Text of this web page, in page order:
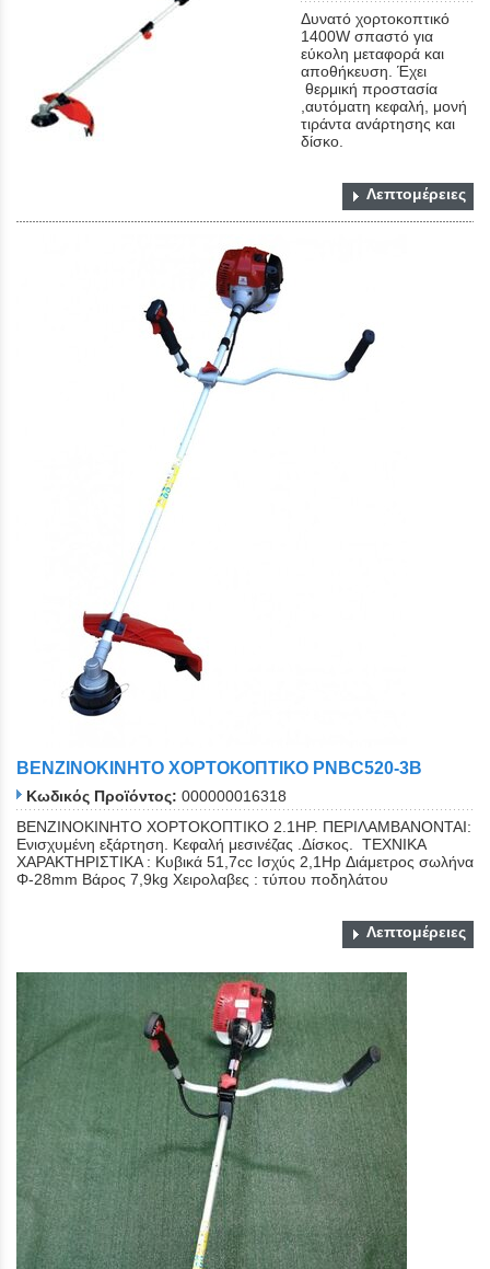
Δυνατό χορτοκοπτικό
1400W σπαστό για
εύκολη μεταφορά και
αποθήκευση. Έχει
θερμική προστασία
,αυτόματη κεφαλή, μονή
τιράντα ανάρτησης και
δίσκο.
Λεπτομέρειες
ΒΕΝΖΙΝΟΚΙΝΗΤΟ ΧΟΡΤΟΚΟΠΤΙΚΟ PNBC520-3B
Κωδικός Προϊόντος: 000000016318
ΒΕΝΖΙΝΟΚΙΝΗΤΟ ΧΟΡΤΟΚΟΠΤΙΚΟ 2.1HP. ΠΕΡΙΛΑΜΒΑΝΟΝΤΑΙ:
Ενισχυμένη εξάρτηση. Κεφαλή μεσινέζας .Δίσκος. ΤΕΧΝΙΚΑ
ΧΑΡΑΚΤΗΡΙΣΤΙΚΑ : Κυβικά 51,7cc Ισχύς 2,1Hp Διάμετρος σωλήνα
Φ-28mm Βάρος 7,9kg Χειρολαβες : τύπου ποδηλάτου
Λεπτομέρειες